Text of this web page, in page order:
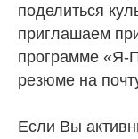
поделиться
приглашаем
программе «Я-
резюме на
Если Вы